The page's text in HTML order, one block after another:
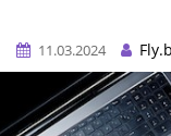
11.03.2024